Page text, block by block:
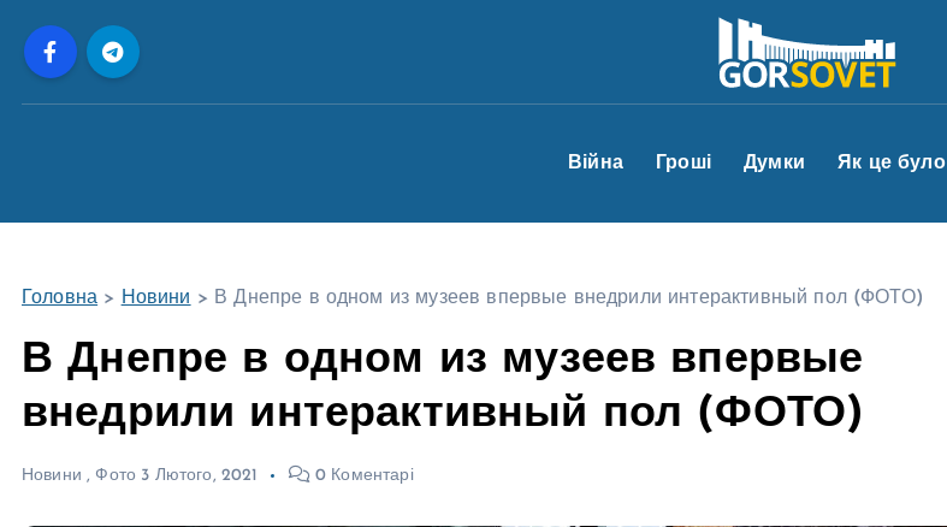
Війна Гроші Думки Як це було
Головна > Новини > В Днепре в одном из музеев впервые внедрили интерактивный пол (ФОТО)
В Днепре в одном из музеев впервые
внедрили интерактивный пол (ФОТО)
Новини , Фото 3 Лютого, 2021 0 Коментарі